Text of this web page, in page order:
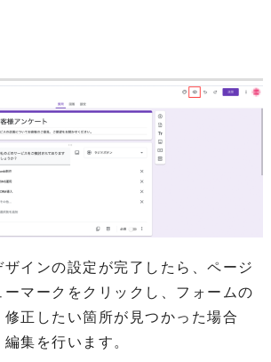
インの設定が完了したら、ページ
マークをクリックし、フォームの
正したい箇所が見つかった場合
集を行います。